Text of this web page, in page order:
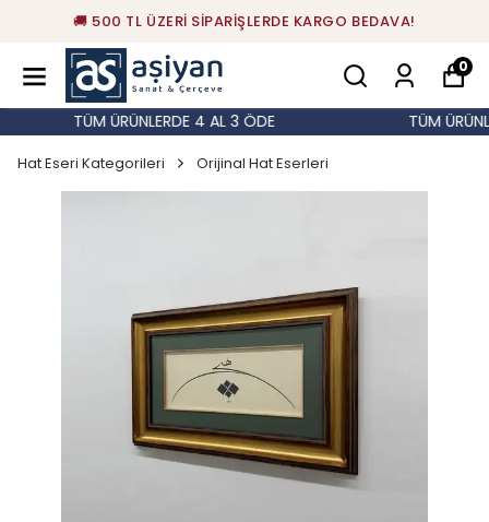
🚚 500 TL ÜZERİ SİPARİŞLERDE KARGO BEDAVA!
0
TÜM ÜRÜNLERDE 4 AL 3 ÖDE TÜM
Hat Eseri Kategorileri Orijinal Hat Eserleri